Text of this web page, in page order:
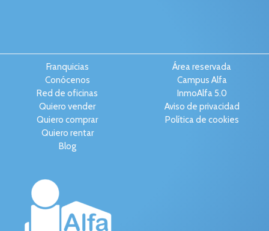
Franquicias
Conócenos
Red de oficinas
Quiero vender
Quiero comprar
Quiero rentar
Blog
Área reservada
Campus Alfa
InmoAlfa 5.0
Aviso de privacidad
Política de cookies